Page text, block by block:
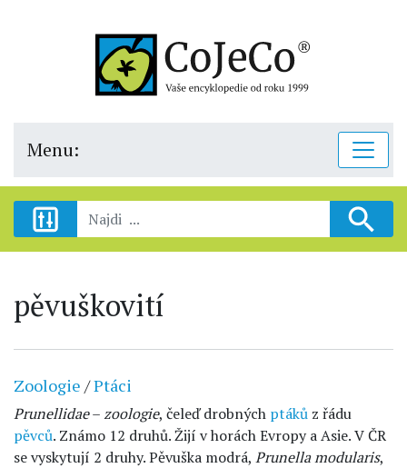
Menu:
pěvuškovití
Zoologie /Ptáci
Prunellidae–zoologie, čeleď drobných ptáků z řádu
pěvců. Známo 12 druhů. Žijí v horách Evropy a Asie. V ČR
se vyskytují 2 druhy. Pěvuška modrá, Prunella modularis,